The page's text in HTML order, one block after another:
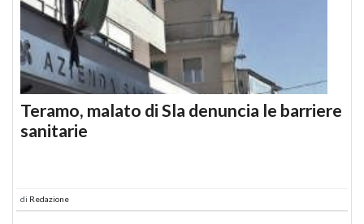
Teramo, malato di Sla denuncia le barriere
sanitarie
di Redazione